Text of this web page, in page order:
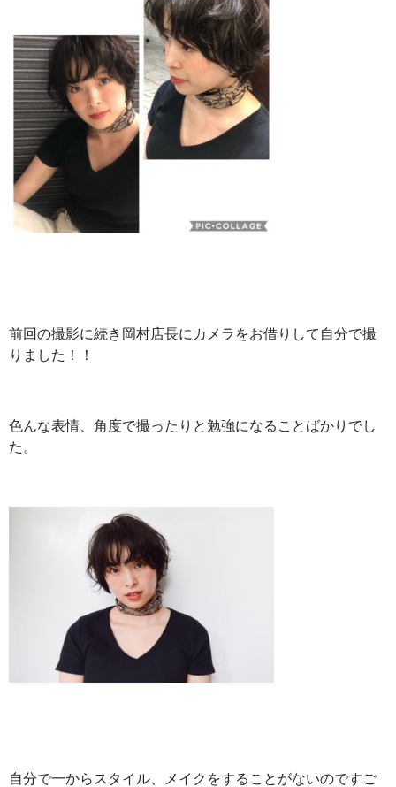
前回の撮影に続き岡村店長にカメラをお借りして自分で撮
りました！！
色んな表情、角度で撮ったりと勉強になることばかりでし
た。
自分で一からスタイル、メイクをすることがないのですご